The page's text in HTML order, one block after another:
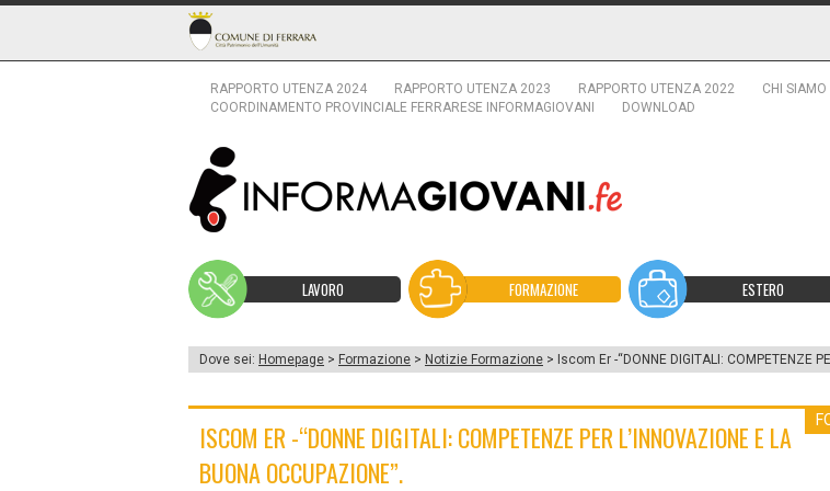
RAPPORTO UTENZA 2024 RAPPORTO UTENZA 2023 RAPPORTO UTENZA 2022 CHI SIAMO
COORDINAMENTO PROVINCIALE FERRARESE INFORMAGIOVANI
DOWNLOAD
LAVORO FORMAZIONE ESTERO
Dove sei: Homepage > Formazione > Notizie Formazione > Iscom Er -“DONNE DIGITALI: COMPETENZE
ISCOM ER -“DONNE DIGITALI: COMPETENZE PER L’INNOVAZIONE E LA
BUONA OCCUPAZIONE”.